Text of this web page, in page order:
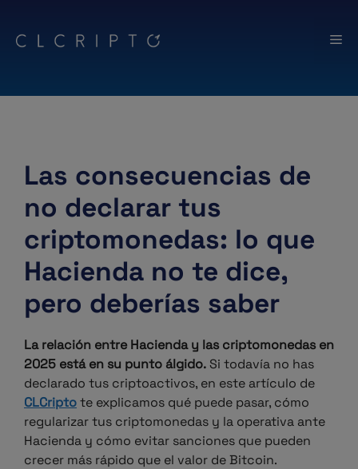
contenido
Las consecuencias de
no declarar tus
criptomonedas: lo que
Hacienda no te dice,
pero deberías saber
La relación entre Hacienda y las criptomonedas en
2025 está en su punto álgido. Si todavía no has
declarado tus criptoactivos, en este artículo de
CLCriptote explicamos qué puede pasar, cómo
regularizar tus criptomonedas y la operativa ante
Hacienda y cómo evitar sanciones que pueden
crecer más rápido que el valor de Bitcoin.